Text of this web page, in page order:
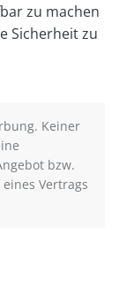
zu machen
Sicherheit zu
Keiner
bzw.
Vertrags